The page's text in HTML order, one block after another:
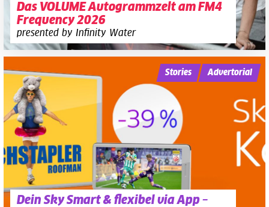
Das VOLUME Autogrammzelt am FM4
Frequency 2026
presented by Infinity Water
Dein Sky Smart & flexibel via App –
Stories Advertorial